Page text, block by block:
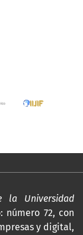
la Universidad
72, con
y digital,